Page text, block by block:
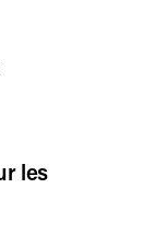
les